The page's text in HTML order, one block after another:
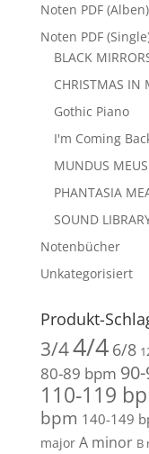
Noten PDF (Alben)
Noten PDF
BLACK
CHRISTMAS IN
Gothic Piano
I'm Coming
MUNDUS MEUS
PHANTASIA
SOUND
Notenbücher
Unkategorisiert
Produkt-
3/44/4 6/8
80-89 bpm
110-119
bpm 140-149
major A minor B